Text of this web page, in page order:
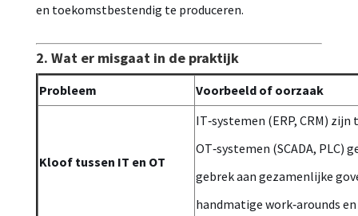
en toekomstbestendig te produceren.
2. Wat er misgaat in de praktijk
Probleem Voorbeeld of oorzaak
Kloof tussen IT en OT
IT‑systemen (ERP, CRM)
OT‑systemen (SCADA,
gebrek aan gezamenlijke
handmatige work‑arounds en